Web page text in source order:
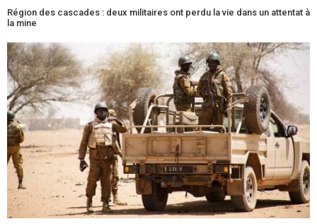
Région des cascades : deux militaires ont perdu la vie dans un attentat à
la mine